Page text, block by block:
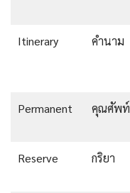
Itinerary คำนาม
Permanent คุณศัพท์
Reserve กริยา